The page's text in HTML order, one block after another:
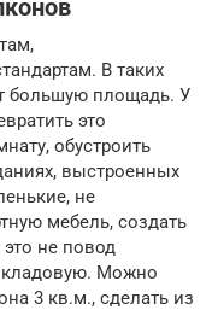
В таких
большую площадь. У
это
обустроить
выстроенных
не
мебель, создать
не повод
кладовую. Можно
3 кв.м., сделать из